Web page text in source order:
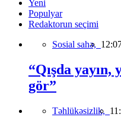
Yeni
Populyar
Redaktorun seçimi
Sosial sahə,
“Qışda yayın,
gör”
Təhlükəsizlik,